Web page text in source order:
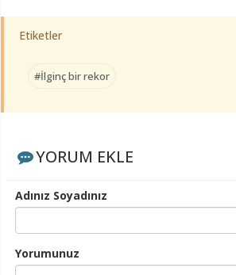
Etiketler
#İlginç bir rekor
YORUM EKLE
Adınız Soyadınız
Yorumunuz